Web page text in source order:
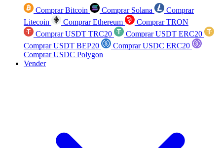
Comprar Bitcoin Comprar Solana
Comprar
Litecoin
Comprar Ethereum
Comprar TRON
Comprar USDT TRC20
Comprar USDT ERC20
Comprar USDT BEP20
Comprar USDC ERC20
Comprar USDC Polygon
Vender